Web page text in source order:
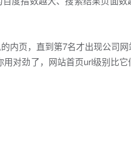
内页，直到第7名才出现公司网
对劲了，网站首页url级别比